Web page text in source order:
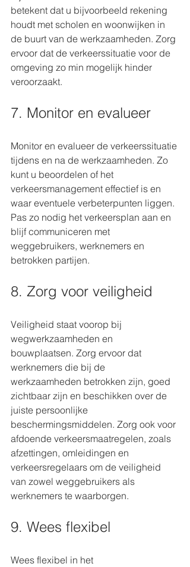
betekent dat u bijvoorbeeld rekening
houdt met scholen en woonwijken in
de buurt van de werkzaamheden. Zorg
ervoor dat de verkeerssituatie voor de
omgeving zo min mogelijk hinder
veroorzaakt.
7. Monitor en evalueer
Monitor en evalueer de verkeerssituatie
tijdens en na de werkzaamheden. Zo
kunt u beoordelen of het
verkeersmanagement effectief is en
waar eventuele verbeterpunten liggen.
Pas zo nodig het verkeersplan aan en
blijf communiceren met
weggebruikers, werknemers en
betrokken partijen.
8. Zorg voor veiligheid
Veiligheid staat voorop bij
wegwerkzaamheden en
bouwplaatsen. Zorg ervoor dat
werknemers die bij de
werkzaamheden betrokken zijn, goed
zichtbaar zijn en beschikken over de
juiste persoonlijke
beschermingsmiddelen. Zorg ook voor
afdoende verkeersmaatregelen, zoals
afzettingen, omleidingen en
verkeersregelaars om de veiligheid
van zowel weggebruikers als
werknemers te waarborgen.
9. Wees flexibel
Wees flexibel in het